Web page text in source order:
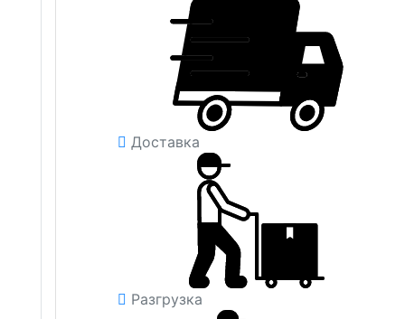
Доставка
Разгрузка